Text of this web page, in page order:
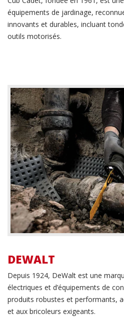
équipements de jardinage,
innovants et durables, incluant
outils motorisés.
DEWALT
Depuis 1924, DeWalt est une
électriques et d’équipements de
produits robustes et performants,
et aux bricoleurs exigeants.